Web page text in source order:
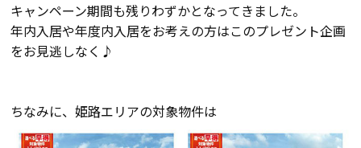
施工実績
イベント・見学会
キャンペーン期間も残りわずかとなってきました。
年内入居や年度内入居をお考えの方はこのプレゼント企画
をお見逃しなく♪
ちなみに、姫路エリアの対象物件は